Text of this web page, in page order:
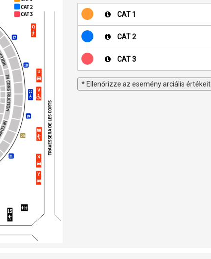
CAT 1
CAT 2
CAT 3
* Ellenőrizze az esemény arciális értékeit